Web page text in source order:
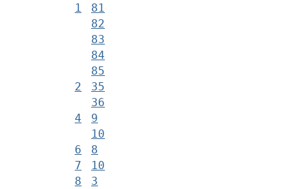
1
81
82
83
84
85
2
35
36
4
9
10
6
8
7
10
8
3